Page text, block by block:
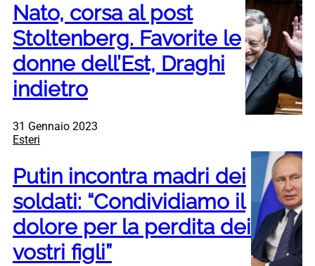
Nato, corsa al post
Stoltenberg. Favorite le
donne dell’Est, Draghi
indietro
31 Gennaio 2023
Esteri
Putin incontra madri dei
soldati: “Condividiamo il
dolore per la perdita dei
vostri figli”